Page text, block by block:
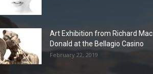
Art Exhibition from Richard Mac
Donald at the Bellagio Casino
February 22, 2019